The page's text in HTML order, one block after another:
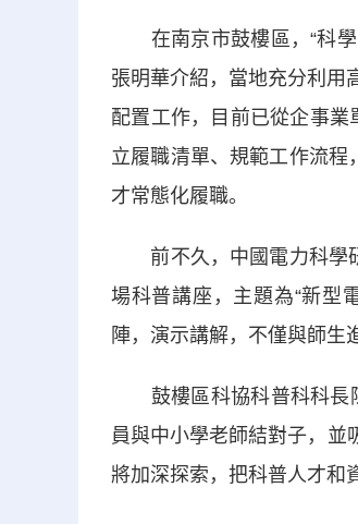
在南京市鼓樓區，“科學
張明華介紹，當地充分利用
配置工作，目前已從企事業
立履職清單、規範工作流
才常態化履職。
前不久，中國電力科學研
場科普講座，主題為“新型
陣，演示講解，不僅與師生
鼓樓區科協科普科科長陳
員與中小學老師結對子，並
將加深探索，把科普人才和